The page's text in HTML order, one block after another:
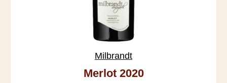
Milbrandt
Merlot 2020